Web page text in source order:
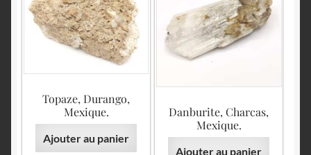
Topaze, Durango,
Mexique.
Ajouter au panier
Danburite, Charcas,
Mexique.
Ajouter au panier